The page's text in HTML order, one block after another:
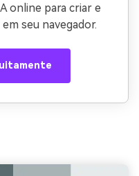
online para criar e
seu navegador.